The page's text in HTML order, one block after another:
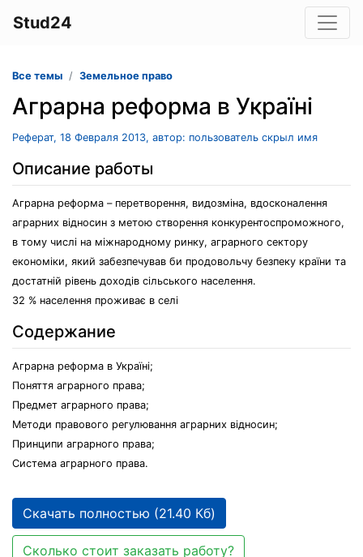
Stud24
Все темы Земельное право
Аграрна реформа в Україні
Реферат, 18 Февраля 2013, автор: пользователь скрыл имя
Описание работы
Аграрна реформа – перетворення, видозміна, вдосконалення
аграрних відносин з метою створення конкурентоспроможного,
в тому числі на міжнародному ринку, аграрного сектору
економіки, який забезпечував би продовольчу безпеку країни та
достатній рівень доходів сільського населення.
32 % населення проживає в селі
Содержание
Аграрна реформа в Україні;
Поняття аграрного права;
Предмет аграрного права;
Методи правового регулювання аграрних відносин;
Принципи аграрного права;
Система аграрного права.
Скачать полностью (21.40 Кб)
Сколько стоит заказать работу?